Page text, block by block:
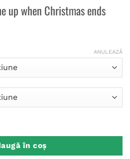
up when Christmas ends
ANULEAZĂ
în coș